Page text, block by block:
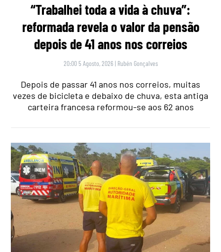
“Trabalhei toda a vida à chuva”:
reformada revela o valor da pensão
depois de 41 anos nos correios
20:00 5 Agosto, 2026 | Rubén Gonçalves
Depois de passar 41 anos nos correios, muitas
vezes de bicicleta e debaixo de chuva, esta antiga
carteira francesa reformou-se aos 62 anos